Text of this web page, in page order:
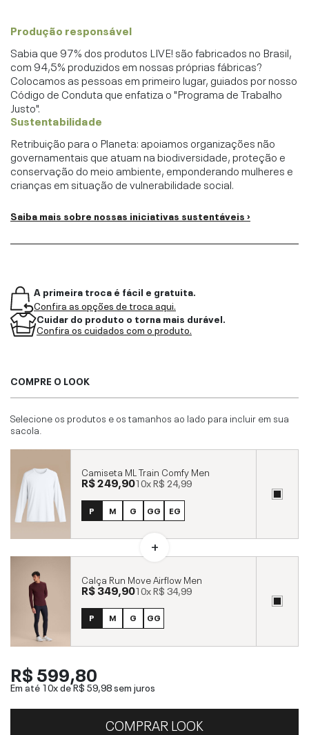
Produção responsável
Sabia que 97% dos produtos LIVE! são fabricados no Brasil,
com 94,5% produzidos em nossas próprias fábricas?
Colocamos as pessoas em primeiro lugar, guiados por nosso
Código de Conduta que enfatiza o "Programa de Trabalho
Justo".
Sustentabilidade
Retribuição para o Planeta: apoiamos organizações não
governamentais que atuam na biodiversidade, proteção e
conservação do meio ambiente, emponderando mulheres e
crianças em situação de vulnerabilidade social.
Saiba mais sobre nossas iniciativas sustentáveis ›
A primeira troca é fácil e gratuita.
Confira as opções de troca aqui.
Cuidar do produto o torna mais durável.
Confira os cuidados com o produto.
COMPRE O LOOK
Selecione os produtos e os tamanhos ao lado para incluir em sua
sacola.
Camiseta ML Train Comfy Men
R$ 249,9010xR$ 24,99
P M G GG EG
Calça Run Move Airflow Men
R$ 349,9010xR$ 34,99
P M G GG
R$ 599,80
Em até 10x deR$ 59,98sem juros
COMPRAR LOOK